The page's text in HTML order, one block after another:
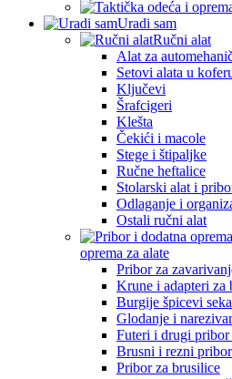
Uradi sam
Ručni alat
Alat za
Setovi alata u
Ključevi
Šrafcigeri
Klešta
Čekići i macole
Stege i štipaljke
Ručne heftalice
Stolarski alat i
Odlaganje i
Ostali ručni alat
oprema za alate
Pribor za
Krune i adapteri za
Burgije špicevi
Glodanje i
Futeri i drugi
Brusni i rezni pribor
Pribor za brusilice